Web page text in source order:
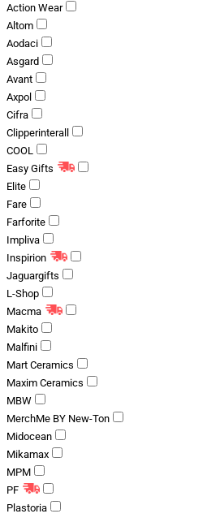
Action Wear
Altom
Aodaci
Asgard
Avant
Axpol
Cifra
Clipperinterall
COOL
Easy Gifts
Elite
Fare
Farforite
Impliva
Inspirion
Jaguargifts
L-Shop
Macma
Makito
Malfini
Mart Ceramics
Maxim Ceramics
MBW
MerchMe BY New-Ton
Midocean
Mikamax
MPM
PF
Plastoria